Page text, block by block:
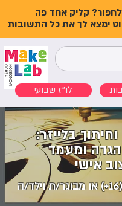
קליק אחד פה
ימצא לך את כל התשובות
לו"ז שבועי
בלייזר:
ומעמד
אישי
למבוגרים, נוער (16+) או מבוגר/ת וילד/ה